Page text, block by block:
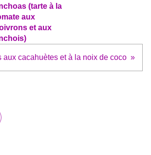
(tarte à la
aux
et aux
aux cacahuètes et à la noix de coco